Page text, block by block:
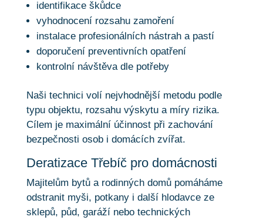
identifikace škůdce
vyhodnocení rozsahu zamoření
instalace profesionálních nástrah a pastí
doporučení preventivních opatření
kontrolní návštěva dle potřeby
Naši technici volí nejvhodnější metodu podle
typu objektu, rozsahu výskytu a míry rizika.
Cílem je maximální účinnost při zachování
bezpečnosti osob i domácích zvířat.
Deratizace Třebíč pro domácnosti
Majitelům bytů a rodinných domů pomáháme
odstranit myši, potkany i další hlodavce ze
sklepů, půd, garáží nebo technických